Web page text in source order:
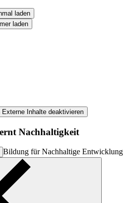
laden
laden
Externe Inhalte deaktivieren
Nachhaltigkeit
Bildung für Nachhaltige Entwicklung